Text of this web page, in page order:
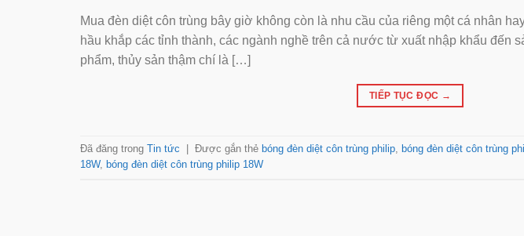
Mua đèn diệt côn trùng bây giờ không còn là nhu cầu của riêng một cá nhân
hầu khắp các tỉnh thành, các ngành nghề trên cả nước từ xuất nhập khẩu đến
phẩm, thủy sản thậm chí là […]
TIẾP TỤC ĐỌC →
Đã đăng trong Tin tức Được gắn thẻ bóng đèn diệt côn trùng philip, bóng đèn diệt côn trùng
18W, bóng đèn diệt côn trùng philip 18W